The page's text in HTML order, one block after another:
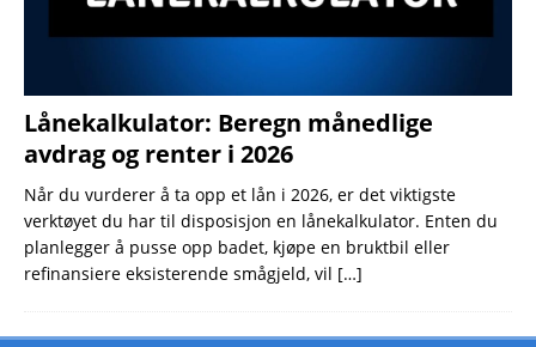
Lånekalkulator: Beregn månedlige
avdrag og renter i 2026
Når du vurderer å ta opp et lån i 2026, er det viktigste
verktøyet du har til disposisjon en lånekalkulator. Enten du
planlegger å pusse opp badet, kjøpe en bruktbil eller
refinansiere eksisterende smågjeld, vil […]